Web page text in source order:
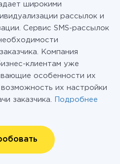
широкими
рассылок и
Сервис SMS-рассылок
Компания
клиентам уже
особенности их
их настройки
заказчика.
Подробнее